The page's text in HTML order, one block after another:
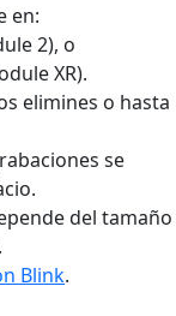
en:
2), o
XR).
elimines o hasta
se
del tamaño
Blink.